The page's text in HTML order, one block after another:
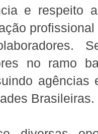
e respeito
no ramo
agências
Brasileiras.